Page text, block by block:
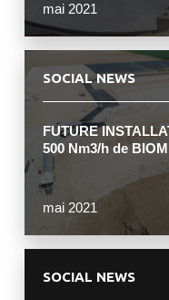
mai 2021
SOCIAL NEWS
FUTURE
500 Nm3/h de
mai 2021
SOCIAL NEWS